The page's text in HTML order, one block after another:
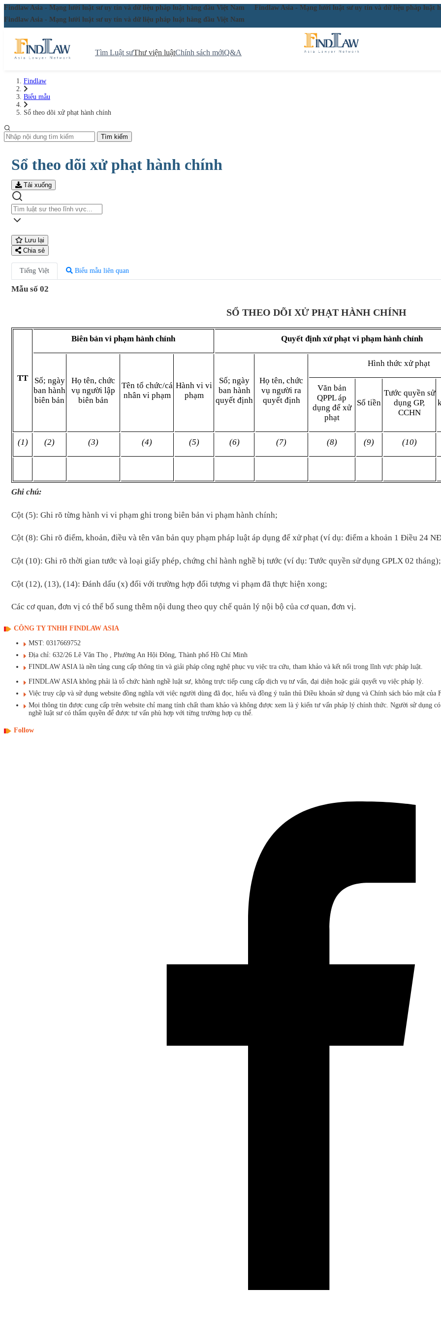
Findlaw Asia - Mạng lưới luật sư uy tín và dữ liệu pháp luật hàng đầu Việt Nam
Findlaw Asia - Mạng lưới luật sư uy tín và dữ liệu pháp luật
Findlaw Asia - Mạng lưới luật sư uy tín và dữ liệu pháp luật hàng đầu Việt Nam
Tìm Luật sưThư viện luậtChính sách mớiQ&A
Findlaw
Biểu mẫu
Sổ theo dõi xử phạt hành chính
Tìm kiếm
Sổ theo dõi xử phạt hành chính
Tải xuống
Lưu lại
Chia sẻ
Tiếng Việt Biểu mẫu liên quan
Mẫu số 02
SỔ THEO DÕI XỬ PHẠT HÀNH CHÍNH
TT
Biên bản vi phạm hành chính Quyết định xử phạt vi phạm hành chính
Số; ngày
ban hành
biên bản
Họ tên, chức
vụ người lập
biên bản
Tên tổ chức/cá
nhân vi phạm
Hành vi vi
phạm
Số; ngày
ban hành
quyết định
Họ tên, chức
vụ người ra
quyết định
Hình thức xử phạt
Văn bản
QPPL áp
dụng để xử
phạt
Số tiền
Tước quyền sử
dụng GP,
CCHN
(1) (2) (3) (4) (5) (6) (7) (8) (9) (10)
Ghi chú:
Cột (5): Ghi rõ từng hành vi vi phạm ghi trong biên bản vi phạm hành chính;
Cột (8): Ghi rõ điểm, khoản, điều và tên văn bản quy phạm pháp luật áp dụng để xử phạt (ví dụ: điểm a khoản 1 Điều 24
Cột (10): Ghi rõ thời gian tước và loại giấy phép, chứng chỉ hành nghề bị tước (ví dụ: Tước quyền sử dụng GPLX 02 tháng);
Cột (12), (13), (14): Đánh dấu (x) đối với trường hợp đối tượng vi phạm đã thực hiện xong;
Các cơ quan, đơn vị có thể bổ sung thêm nội dung theo quy chế quản lý nội bộ của cơ quan, đơn vị.
CÔNG TY TNHH FINDLAW ASIA
MST: 0317669752
Địa chỉ: 632/26 Lê Văn Thọ , Phường An Hội Đông, Thành phố Hồ Chí Minh
FINDLAW ASIA là nền tảng cung cấp thông tin và giải pháp công nghệ phục vụ việc tra cứu, tham khảo và kết nối trong lĩnh vực pháp luật.
FINDLAW ASIA không phải là tổ chức hành nghề luật sư, không trực tiếp cung cấp dịch vụ tư vấn, đại diện hoặc giải quyết vụ việc pháp lý.
Việc truy cập và sử dụng website đồng nghĩa với việc người dùng đã đọc, hiểu và đồng ý tuân thủ Điều khoản sử dụng và Chính sách bảo mật của
Mọi thông tin được cung cấp trên website chỉ mang tính chất tham khảo và không được xem là ý kiến tư vấn pháp lý chính thức. Người sử dụng
nghề luật sư có thẩm quyền để được tư vấn phù hợp với từng trường hợp cụ thể.
Follow